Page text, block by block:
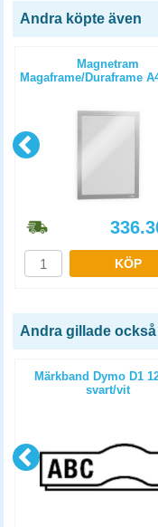
Andra köpte även
Magnetram
Magaframe/Duraframe
KÖP
Andra gillade också
Märkband Dymo D1
svart/vit